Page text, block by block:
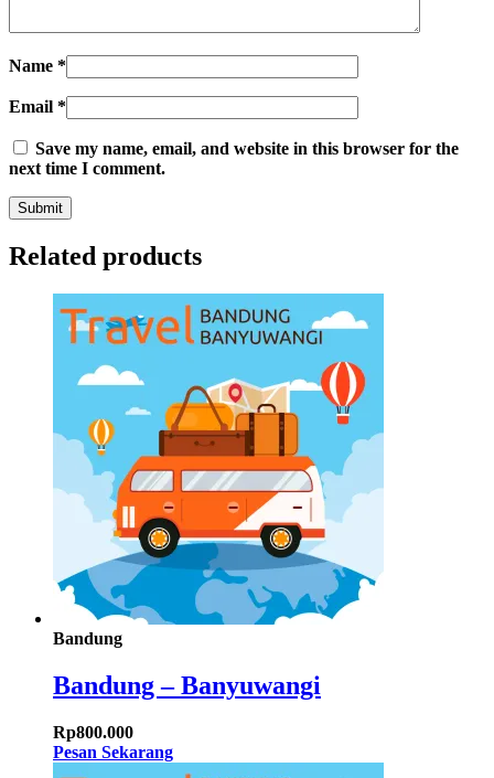
Name *
Email *
Save my name, email, and website in this browser for the
next time I comment.
Related products
Bandung
Bandung – Banyuwangi
Rp800.000
Pesan Sekarang